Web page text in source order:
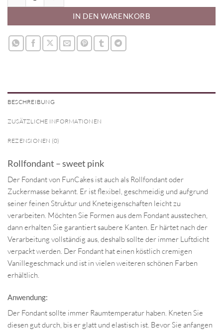
IN DEN WARENKORB
BESCHREIBUNG
ZUSÄTZLICHE INFORMATIONEN
REZENSIONEN (0)
Rollfondant – sweet pink
Der Fondant von FunCakes ist auch als Rollfondant oder
Zuckermasse bekannt. Er ist flexibel, geschmeidig und aufgrund
seiner feinen Struktur und Kneteigenschaften leicht zu
verarbeiten. Möchten Sie Formen aus dem Fondant ausstechen,
dann erhalten Sie garantiert saubere Kanten. Er härtet nach der
Verarbeitung vollständig aus, deshalb sollte der immer Luftdicht
verpackt werden. Der Fondant hat einen köstlich cremigen
Vanillegeschmack und ist in vielen weiteren schönen Farben
erhältlich.
Anwendung:
Der Fondant sollte immer Raumtemperatur haben. Kneten Sie
diesen gut durch, bis er glatt und elastisch ist. Bevor Sie anfangen